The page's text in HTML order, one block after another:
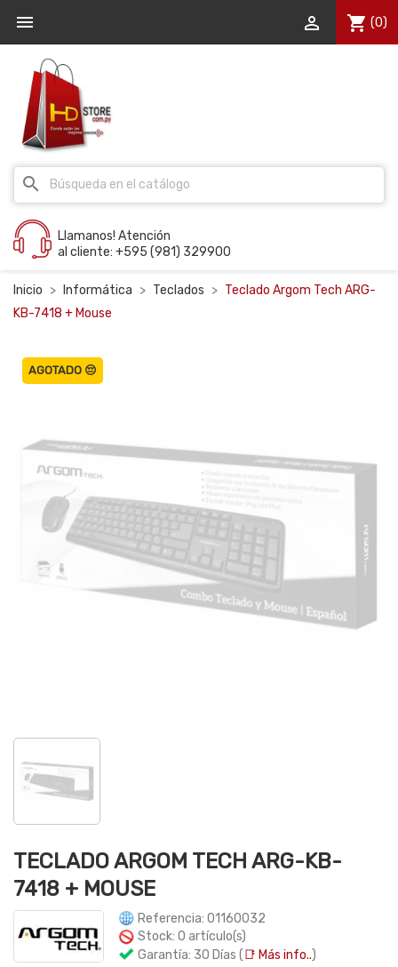
 shopping_cart (0)

search
Llamanos! Atención
al cliente: +595 (981) 329900
Inicio Informática Teclados
Teclado Argom Tech ARG-
KB-7418 + Mouse
AGOTADO 😔
TECLADO ARGOM TECH ARG-KB-
7418 + MOUSE
Referencia: 01160032
Stock: 0 artículo(s)
Garantía: 30 Días (📑 Más info..)